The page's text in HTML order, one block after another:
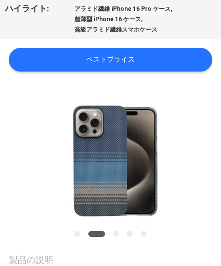
に
し
て
い
ハイライト: アラミド繊維 iPhone 16 Pro ケース,
超薄型 iPhone 16 ケース,
高級アラミド繊維スマホケース
ベストプライス
製品の説明